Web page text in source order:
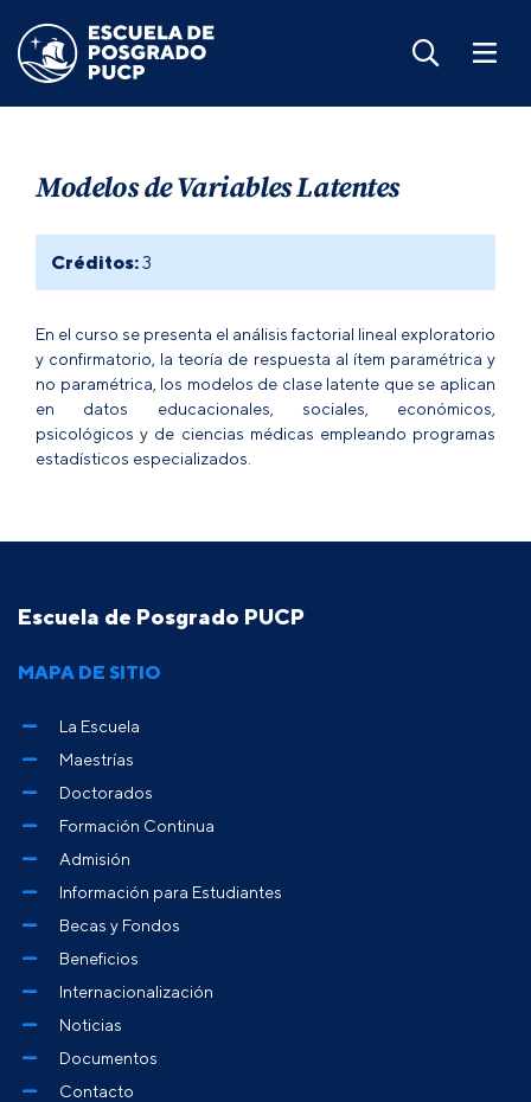
Modelos de Variables Latentes
Créditos:3
En el curso se presenta el análisis factorial lineal exploratorio
y confirmatorio, la teoría de respuesta al ítem paramétrica y
no paramétrica, los modelos de clase latente que se aplican
en datos educacionales, sociales, económicos,
psicológicos y de ciencias médicas empleando programas
estadísticos especializados.
Escuela de Posgrado PUCP
MAPA DE SITIO
La Escuela
Maestrías
Doctorados
Formación Continua
Admisión
Información para Estudiantes
Becas y Fondos
Beneficios
Internacionalización
Noticias
Documentos
Contacto